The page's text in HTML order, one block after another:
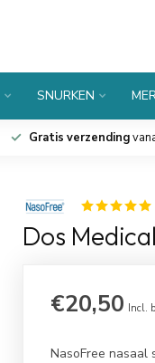
SNURKEN
Gratis verzendingvanaf
Dos
€20,50 Incl.
NasoFree nasaal